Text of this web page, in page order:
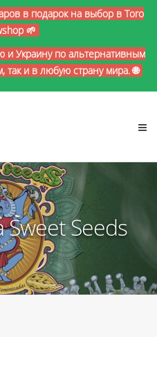
в подарок на выбор в Toro
🌱
и Украину по альтернативным
и в любую страну мира. 🌐
Seeds